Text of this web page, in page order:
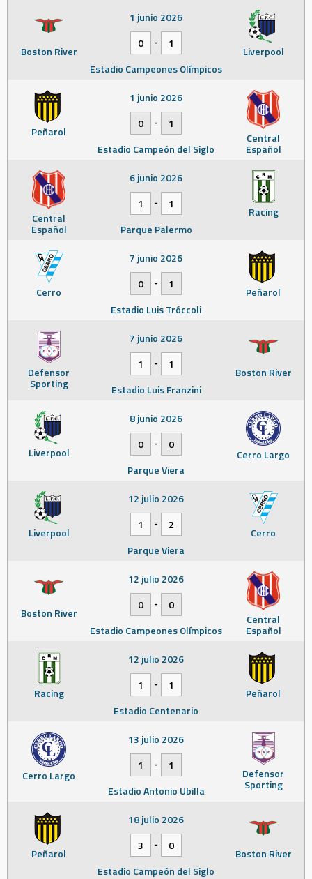
Boston River Liverpool
1 junio 2026
0
-
1
Estadio Campeones Olímpicos
Peñarol Central
Español
1 junio 2026
0
-
1
Estadio Campeón del Siglo
Central
Español
Racing
6 junio 2026
1
-
1
Parque Palermo
Cerro Peñarol
7 junio 2026
0
-
1
Estadio Luis Tróccoli
Defensor
Sporting
Boston River
7 junio 2026
1
-
1
Estadio Luis Franzini
Liverpool Cerro Largo
8 junio 2026
0
-
0
Parque Viera
Liverpool Cerro
12 julio 2026
1
-
2
Parque Viera
Boston River Central
Español
12 julio 2026
0
-
0
Estadio Campeones Olímpicos
Racing Peñarol
12 julio 2026
1
-
1
Estadio Centenario
Cerro Largo Defensor
Sporting
13 julio 2026
1
-
1
Estadio Antonio Ubilla
Peñarol Boston River
18 julio 2026
3
-
0
Estadio Campeón del Siglo